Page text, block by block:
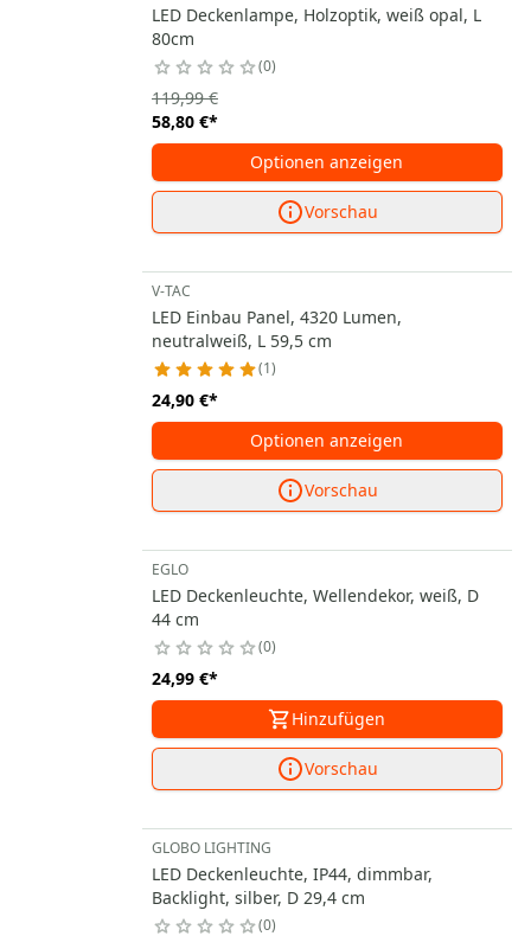
LED Deckenlampe, Holzoptik, weiß opal, L
80cm
0
58,80 €*
119,99 €
Optionen anzeigen
Vorschau
V-TAC
LED Einbau Panel, 4320 Lumen,
neutralweiß, L 59,5 cm
1
24,90 €*
Optionen anzeigen
Vorschau
EGLO
LED Deckenleuchte, Wellendekor, weiß, D
44 cm
0
24,99 €*
Hinzufügen
Vorschau
GLOBO LIGHTING
LED Deckenleuchte, IP44, dimmbar,
Backlight, silber, D 29,4 cm
0